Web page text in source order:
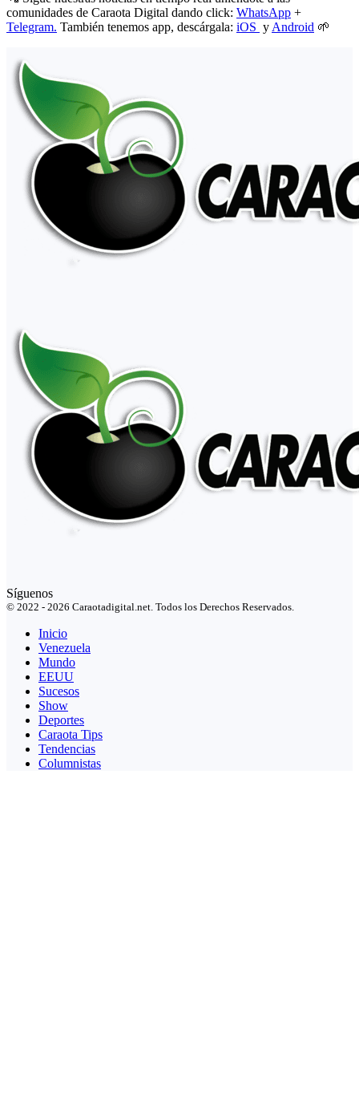
comunidades de Caraota Digital dando click: WhatsApp +
Telegram. También tenemos app, descárgala: iOS y Android 🌱
Síguenos
© 2022 - 2026 Caraotadigital.net. Todos los Derechos Reservados.
Inicio
Venezuela
Mundo
EEUU
Sucesos
Show
Deportes
Caraota Tips
Tendencias
Columnistas